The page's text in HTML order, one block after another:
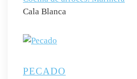
Cala Blanca
PECADO